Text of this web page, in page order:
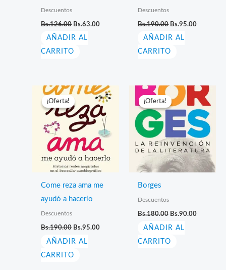
Descuentos
Bs.126.00 El
original
Bs.126.00.
Bs.63.00
AÑADIR AL
CARRITO
Descuentos
Bs.190.00 El
original
Bs.190.00.
Bs.95.00
AÑADIR AL
CARRITO
¡Oferta!
¡Oferta!
Come reza ama me
ayudó a hacerlo
Descuentos
Bs.190.00 El
original
Bs.190.00.
Bs.95.00
AÑADIR AL
CARRITO
¡Oferta!
¡Oferta!
Borges
Descuentos
Bs.180.00 El
original
Bs.180.00.
Bs.90.00
AÑADIR AL
CARRITO